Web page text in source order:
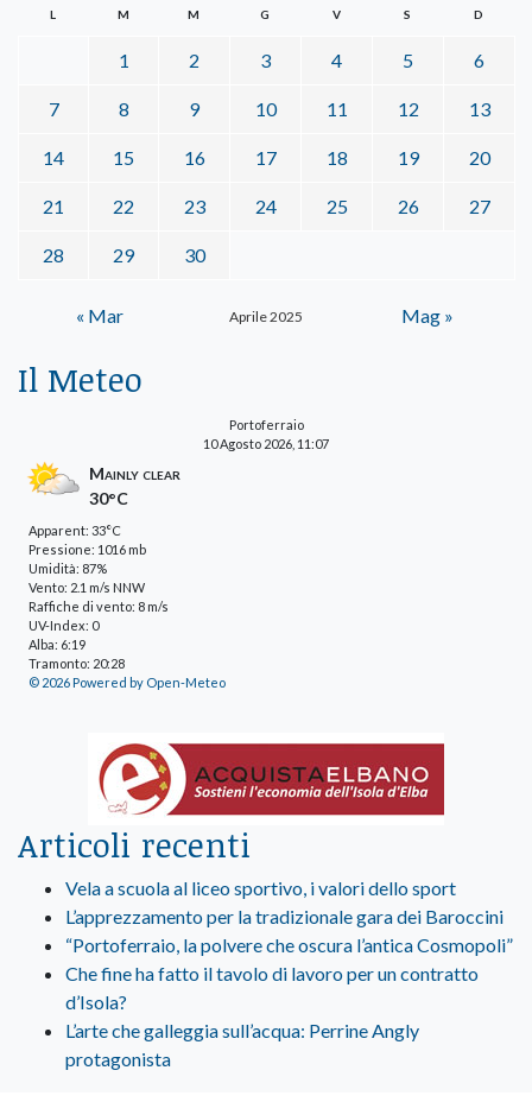
Aprile 2025
L M M G V S D
1 2 3 4 5 6
7 8 9 10 11 12 13
14 15 16 17 18 19 20
21 22 23 24 25 26 27
28 29 30
« Mar Mag »
Il Meteo
Portoferraio
10 Agosto 2026, 11:07
Mainly clear
30°C
Apparent: 33°C
Pressione: 1016 mb
Umidità: 87%
Vento: 2.1 m/s NNW
Raffiche di vento: 8 m/s
UV-Index: 0
Alba: 6:19
Tramonto: 20:28
© 2026 Powered by Open-Meteo
Articoli recenti
Vela a scuola al liceo sportivo, i valori dello sport
L’apprezzamento per la tradizionale gara dei Baroccini
“Portoferraio, la polvere che oscura l’antica Cosmopoli”
Che fine ha fatto il tavolo di lavoro per un contratto
d’Isola?
L’arte che galleggia sull’acqua: Perrine Angly
protagonista